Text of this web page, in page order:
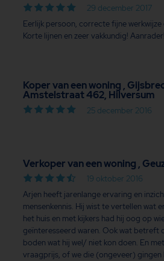
29 december 2017
Eerlijk persoon, correcte fijne werkwijze
Korte lijnen en zeer vakkundig! Aanrader!
Koper van een woning ,
Amstelstraat 462, Hilversum
25 december 2016
Verkoper van een woning ,
19 oktober 2016
Arjen heeft jarenlange ervaring en
mensenkennis. Hij wist te vertellen wat
het huis en met kijkers had hij oog op
geïnteresseerd waren. Ook wat betreft
boden wat hij wel/ niet kon doen. En
vraagprijs, of we die (ongeveer) gingen